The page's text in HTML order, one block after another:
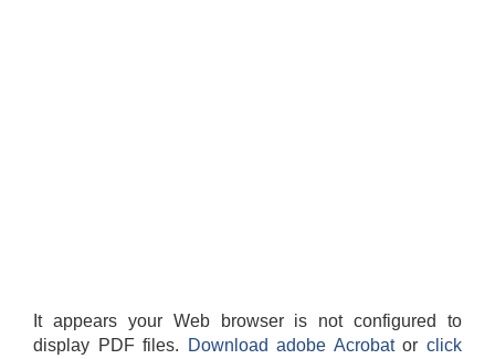
It appears your Web browser is not configured to
display PDF files.
Download adobe Acrobatorclick